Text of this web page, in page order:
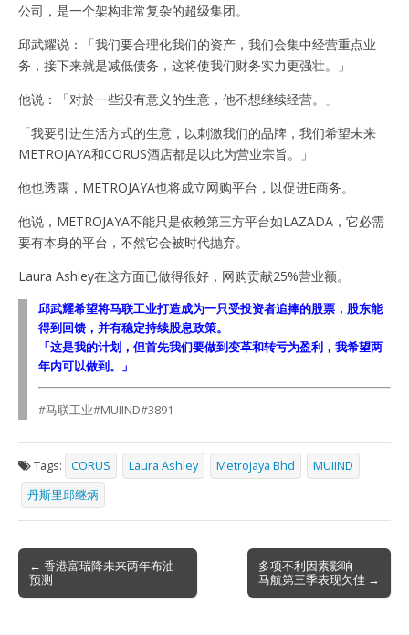
公司，是一个架构非常复杂的超级集团。
邱武耀说：「我们要合理化我们的资产，我们会集中经营重点业
务，接下来就是减低债务，这将使我们财务实力更强壮。」
他说：「对於一些没有意义的生意，他不想继续经营。」
「我要引进生活方式的生意，以刺激我们的品牌，我们希望未来
METROJAYA和CORUS酒店都是以此为营业宗旨。」
他也透露，METROJAYA也将成立网购平台，以促进E商务。
他说，METROJAYA不能只是依赖第三方平台如LAZADA，它必需
要有本身的平台，不然它会被时代抛弃。
Laura Ashley在这方面已做得很好，网购贡献25%营业额。
邱武耀希望将马联工业打造成为一只受投资者追捧的股票，股东能
得到回馈，并有稳定持续股息政策。
「这是我的计划，但首先我们要做到变革和转亏为盈利，我希望两
年内可以做到。」
#马联工业#MUIIND#3891
Tags: CORUS Laura Ashley Metrojaya Bhd
MUIIND
丹斯里邱继炳
Post
navigation
← 香港富瑞降未来两年布油
预测
多项不利因素影响
马航第三季表现欠佳 →